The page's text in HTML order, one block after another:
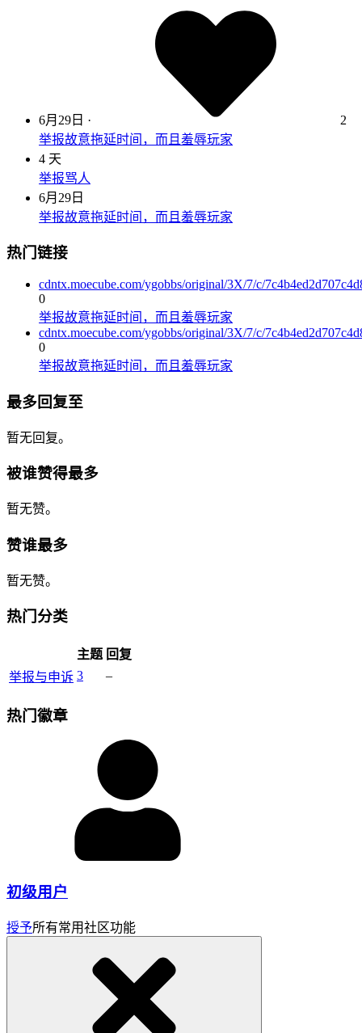
6月29日 ·
2
举报故意拖延时间，而且羞辱玩家
4 天
举报骂人
6月29日
举报故意拖延时间，而且羞辱玩家
热门链接
cdntx.moecube.com/ygobbs/original/3X/7/c/
0
举报故意拖延时间，而且羞辱玩家
cdntx.moecube.com/ygobbs/original/3X/7/c/
0
举报故意拖延时间，而且羞辱玩家
最多回复至
暂无回复。
被谁赞得最多
暂无赞。
赞谁最多
暂无赞。
热门分类
主题 回复
举报与申诉 3 –
热门徽章
初级用户
授予所有常用社区功能